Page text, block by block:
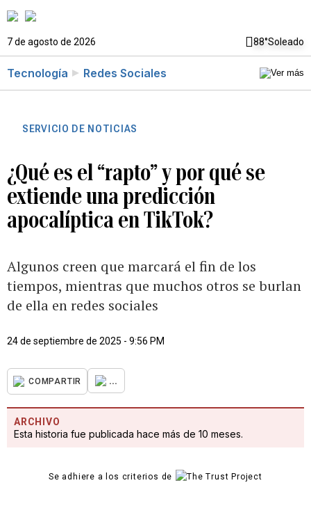
7 de agosto de 2026 88°Soleado
Tecnología Redes Sociales
SERVICIO DE NOTICIAS
¿Qué es el “rapto” y por qué se
extiende una predicción
apocalíptica en TikTok?
Algunos creen que marcará el fin de los
tiempos, mientras que muchos otros se burlan
de ella en redes sociales
24 de septiembre de 2025 - 9:56 PM
COMPARTIR ...
ARCHIVO
Esta historia fue publicada hace más de 10 meses.
Se adhiere a los criterios de